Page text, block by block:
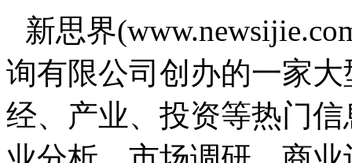
新思界
询有限公司创办的一家
经、产业、投资等热门